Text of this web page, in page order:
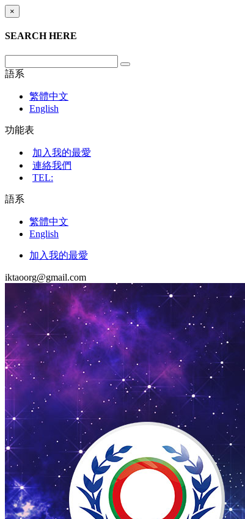
×
SEARCH HERE
語系
繁體中文
English
功能表
加入我的最愛
連絡我們
TEL:
語系
繁體中文
English
加入我的最愛
iktaoorg@gmail.com